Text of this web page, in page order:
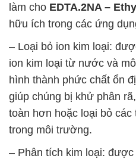
làm cho EDTA.2NA –
hữu ích trong các ứng
– Loại bỏ ion kim loại:
ion kim loại từ nước và
hình thành phức chất ổn
giúp chúng bị khử phân
toàn hơn hoặc loại bỏ các
trong môi trường.
– Phân tích kim loại: